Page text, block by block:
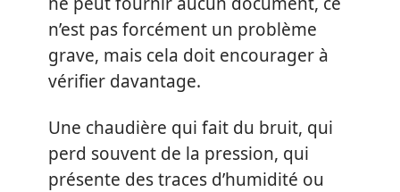
n’est pas forcément un problème
grave, mais cela doit encourager à
vérifier davantage.
Une chaudière qui fait du bruit, qui
perd souvent de la pression, qui
présente des traces d’humidité ou